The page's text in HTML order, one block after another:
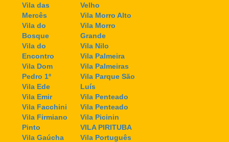
Vila das
Mercês
Vila do
Bosque
Vila do
Encontro
Vila Dom
Pedro 1º
Vila Ede
Vila Emir
Vila Facchini
Vila Firmiano
Pinto
Vila Gaúcha
Velho
Vila Morro Alto
Vila Morro
Grande
Vila Nilo
Vila Palmeira
Vila Palmeiras
Vila Parque São
Luís
Vila Penteado
Vila Penteado
Vila Picinin
VILA PIRITUBA
Vila Português